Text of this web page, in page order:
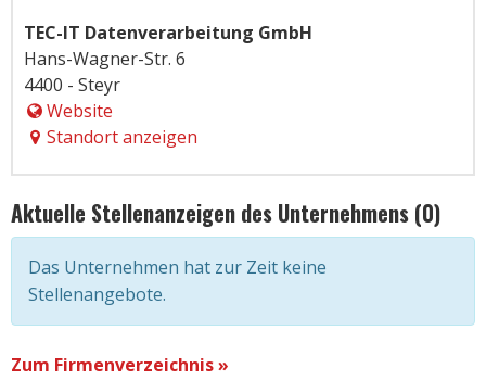
TEC-IT Datenverarbeitung GmbH
Hans-Wagner-Str. 6
4400 - Steyr
Website
Standort anzeigen
Aktuelle Stellenanzeigen des Unternehmens (0)
Das Unternehmen hat zur Zeit keine
Stellenangebote.
Zum Firmenverzeichnis »